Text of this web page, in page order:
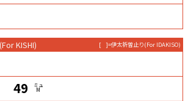
(For KISHI) [ ]=伊太祈曽止り(For IDAKISO)
49 ミュ
M